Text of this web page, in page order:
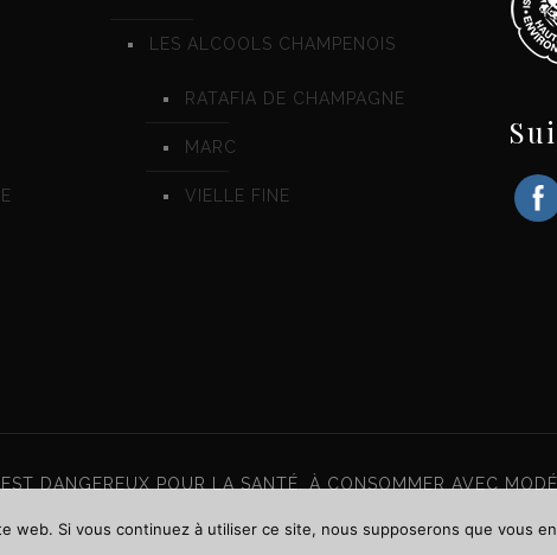
LES ALCOOLS CHAMPENOIS
RATAFIA DE CHAMPAGNE
MARC
VIELLE FINE
DANGEREUX POUR LA SANTÉ. À CONSOMMER AVEC
Si vous continuez à utiliser ce site, nous supposerons que vous